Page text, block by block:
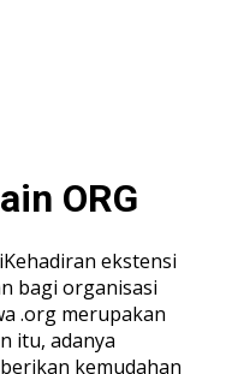
ORG
Kehadiran ekstensi
bagi organisasi
.org merupakan
itu, adanya
kemudahan